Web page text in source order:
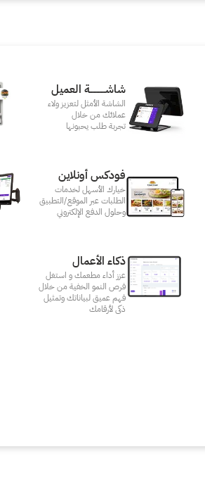
شاشـــــــــــة العميل
الشاشة الأمثل لتعزيز ولاء
عملائك من خلال
تجربة طلب يحبونها
فودكس أونلاين
خيارك الأسهل لخدمات
الطلبات عبر الموقع/التطبيق
وحلول الدفع الإلكتروني
ذكاء الأعمال
عزز أداء مطعمك و استغل
فرص النمو الخفية من خلال
فهم عميق لبياناتك وتمثيل
ذكى لأرقامك